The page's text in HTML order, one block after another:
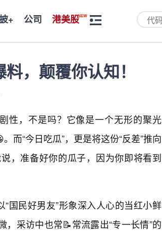
+ 公司 港美股
，颠覆你认知！
性，不是吗？它像是一个无形的聚光
而“今日吃瓜”，更是将这份“反差”推向
，准备好你的瓜子，因为你即将看到
国民好男友”形象深入人心的当红小鲜
采访中也常📝常流露出“专一长情”的